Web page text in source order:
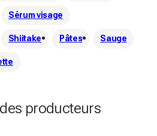
Sérum visage
Shiitake Pâtes Sauge
producteurs